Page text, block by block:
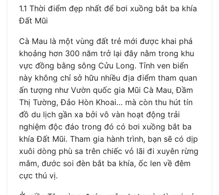
1.1 Thời điểm đẹp nhất để bơi xuồng bắt ba khía
Đất Mũi
Cà Mau là một vùng đất trẻ mới được khai phá
khoảng hơn 300 năm trở lại đây nằm trong khu
vực đồng bằng sông Cửu Long. Tỉnh ven biển
này không chỉ sở hữu nhiều địa điểm tham quan
ấn tượng như Vườn quốc gia Mũi Cà Mau, Đầm
Thị Tường, Đảo Hòn Khoai… mà còn thu hút tín
đồ du lịch gần xa bởi vô vàn hoạt động trải
nghiệm độc đáo trong đó có bơi xuồng bắt ba
khía Đất Mũi. Tham gia hành trình, bạn sẽ có dịp
xuôi dòng phù sa trên chiếc vỏ lãi đi xuyên rừng
mắm, đước soi đèn bắt ba khía, ốc len về đêm
cực thú vị.